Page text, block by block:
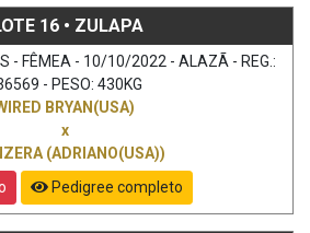
16 • ZULAPA
- FÊMEA - 10/10/2022 - ALAZÃ - REG.:
- PESO: 430KG
BRYAN(USA)
x
(ADRIANO(USA))
Pedigree completo